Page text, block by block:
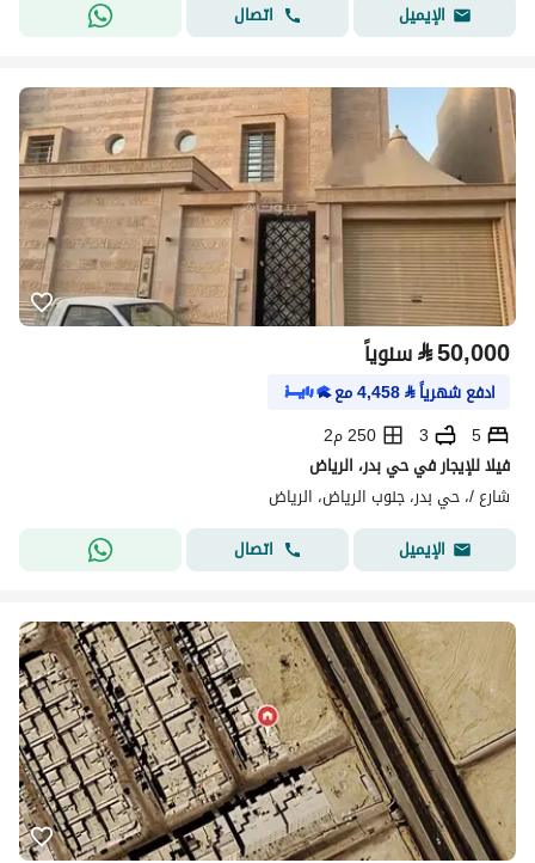
الإيميل اتصال
⃁50,000 سنوياً
ادفع شهرياً⃁
4,458مع
5
3
250 م2
فيلا للإيجار في حي بدر، الرياض
شارع /، حي بدر، جنوب الرياض، الرياض
الإيميل
اتصال